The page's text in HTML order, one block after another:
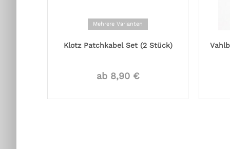
Mehrere Varianten
Klotz Patchkabel Set (2 Stück)
ab 8,90 €